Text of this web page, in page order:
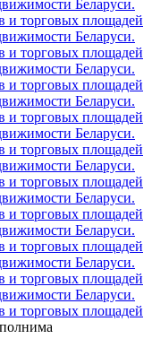
Беларуси.
и торговых площадей
Беларуси.
и торговых площадей
Беларуси.
и торговых площадей
Беларуси.
и торговых площадей
Беларуси.
и торговых площадей
Беларуси.
и торговых площадей
Беларуси.
и торговых площадей
Беларуси.
и торговых площадей
Беларуси.
и торговых площадей
Беларуси.
и торговых площадей